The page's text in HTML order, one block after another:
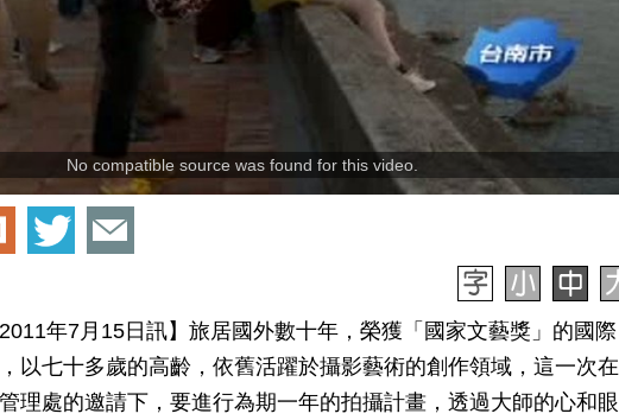
No compatible source was found for this video.
2011年7月15日訊】旅居國外數十年，榮獲「國家文藝獎」的國際
以七十多歲的高齡，依舊活躍於攝影藝術的創作領域，這一次在
理處的邀請下，要進行為期一年的拍攝計畫，透過大師的心和眼